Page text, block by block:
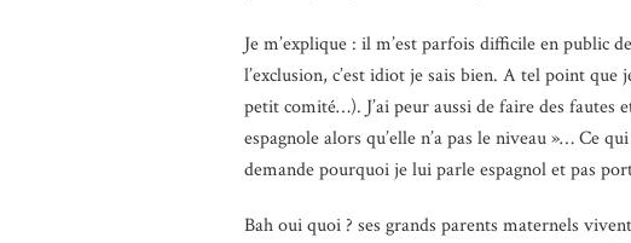
Je m’explique : il m’est parfois difficile en public
l’exclusion, c’est idiot je sais bien. A tel point
petit comité…). J’ai peur aussi de faire des fautes
espagnole alors qu’elle n’a pas le niveau »… Ce
demande pourquoi je lui parle espagnol et pas
Bah oui quoi ? ses grands parents maternels